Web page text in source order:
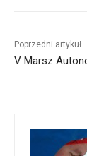
Poprzedni artykuł
V Marsz